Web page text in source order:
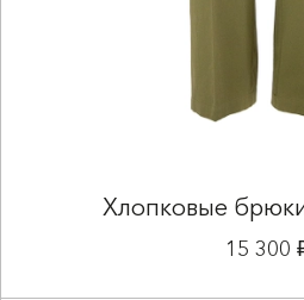
Хлопковые
15 300